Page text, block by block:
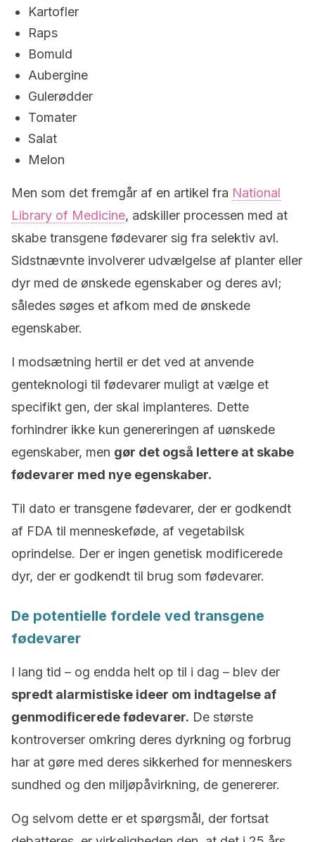
Kartofler
Raps
Bomuld
Aubergine
Gulerødder
Tomater
Salat
Melon
Men som det fremgår af en artikel fra National
Library of Medicine, adskiller processen med at
skabe transgene fødevarer sig fra selektiv avl.
Sidstnævnte involverer udvælgelse af planter eller
dyr med de ønskede egenskaber og deres avl;
således søges et afkom med de ønskede
egenskaber.
I modsætning hertil er det ved at anvende
genteknologi til fødevarer muligt at vælge et
specifikt gen, der skal implanteres. Dette
forhindrer ikke kun genereringen af uønskede
egenskaber, men gør det også lettere at skabe
fødevarer med nye egenskaber.
Til dato er transgene fødevarer, der er godkendt
af FDA til menneskeføde, af vegetabilsk
oprindelse. Der er ingen genetisk modificerede
dyr, der er godkendt til brug som fødevarer.
De potentielle fordele ved transgene
fødevarer
I lang tid – og endda helt op til i dag – blev der
spredt alarmistiske ideer om indtagelse af
genmodificerede fødevarer. De største
kontroverser omkring deres dyrkning og forbrug
har at gøre med deres sikkerhed for menneskers
sundhed og den miljøpåvirkning, de genererer.
Og selvom dette er et spørgsmål, der fortsat